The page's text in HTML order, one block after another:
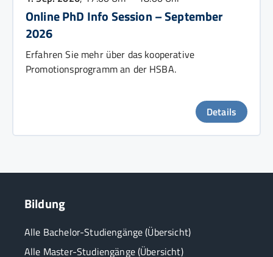
Online PhD Info Session – September
2026
Erfahren Sie mehr über das kooperative
Promotionsprogramm an der HSBA.
Details
Bildung
Alle Bachelor-Studiengänge (Übersicht)
Alle Master-Studiengänge (Übersicht)